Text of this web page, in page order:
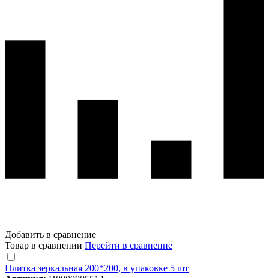
Добавить в сравнение
Товар в сравнении Перейти в сравнение
Плитка зеркальная 200*200, в упаковке 5 шт